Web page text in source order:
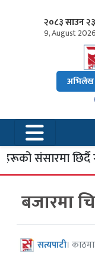
२०८३ साउन
9, August
अभिलेख
संसारमा छिर्दै
बजारमा
सत्यपाटी।